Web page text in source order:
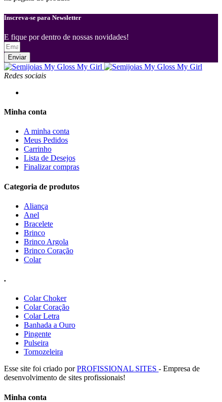
Inscreva-se para Newsletter
E fique por dentro de nossas novidades!
Enviar
Redes sociais
Minha conta
A minha conta
Meus Pedidos
Carrinho
Lista de Desejos
Finalizar compras
Categoria de produtos
Aliança
Anel
Bracelete
Brinco
Brinco Argola
Brinco Coração
Colar
.
Colar Choker
Colar Coração
Colar Letra
Banhada a Ouro
Pingente
Pulseira
Tornozeleira
Esse site foi criado porPROFISSIONAL SITES - Empresa de
desenvolvimento de sites profissionais!
Minha conta